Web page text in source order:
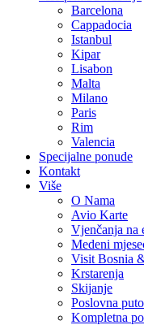
Barcelona
Cappadocia
Istanbul
Kipar
Lisabon
Malta
Milano
Paris
Rim
Valencia
Specijalne ponude
Kontakt
Više
O Nama
Avio Karte
Vjenčanja na
Medeni
Visit Bosnia
Krstarenja
Skijanje
Poslovna
Kompletna